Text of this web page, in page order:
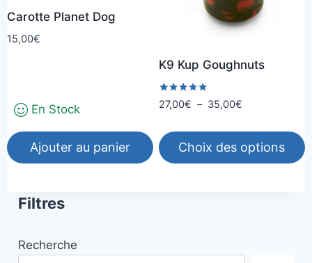
peuvent
choisies
page
produit
sur
la
page
produit
Carotte Planet Dog
15,00€
En Stock
Ajouter au panier
K9 Kup Goughnuts
Note
5.00
27,00€ – 35,00€
prix :
27,00€
à
Choix des options
Filtres
Recherche